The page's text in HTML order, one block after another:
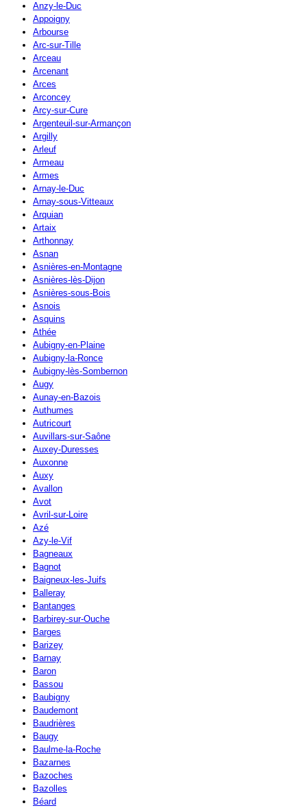
Anzy-le-Duc
Appoigny
Arbourse
Arc-sur-Tille
Arceau
Arcenant
Arces
Arconcey
Arcy-sur-Cure
Argenteuil-sur-Armançon
Argilly
Arleuf
Armeau
Armes
Arnay-le-Duc
Arnay-sous-Vitteaux
Arquian
Artaix
Arthonnay
Asnan
Asnières-en-Montagne
Asnières-lès-Dijon
Asnières-sous-Bois
Asnois
Asquins
Athée
Aubigny-en-Plaine
Aubigny-la-Ronce
Aubigny-lès-Sombernon
Augy
Aunay-en-Bazois
Authumes
Autricourt
Auvillars-sur-Saône
Auxey-Duresses
Auxonne
Auxy
Avallon
Avot
Avril-sur-Loire
Azé
Azy-le-Vif
Bagneaux
Bagnot
Baigneux-les-Juifs
Balleray
Bantanges
Barbirey-sur-Ouche
Barges
Barizey
Barnay
Baron
Bassou
Baubigny
Baudemont
Baudrières
Baugy
Baulme-la-Roche
Bazarnes
Bazoches
Bazolles
Béard